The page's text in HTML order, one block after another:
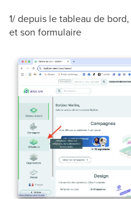
1/ depuis le tableau de
et son formulaire